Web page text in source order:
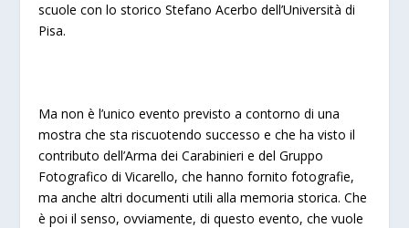
scuole con lo storico Stefano Acerbo dell’Università di
Pisa.
Ma non è l’unico evento previsto a contorno di una
mostra che sta riscuotendo successo e che ha visto il
contributo dell’Arma dei Carabinieri e del Gruppo
Fotografico di Vicarello, che hanno fornito fotografie,
ma anche altri documenti utili alla memoria storica. Che
è poi il senso, ovviamente, di questo evento, che vuole